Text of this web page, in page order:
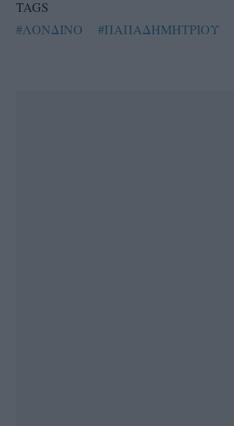
TAGS
#ΛΟΝΔΙΝΟ
#ΠΑΠΑΔΗΜΗΤΡΙΟΥ